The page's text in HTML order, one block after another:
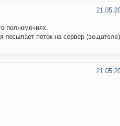
полномочиях.
посылает поток на сервер (вещателе)